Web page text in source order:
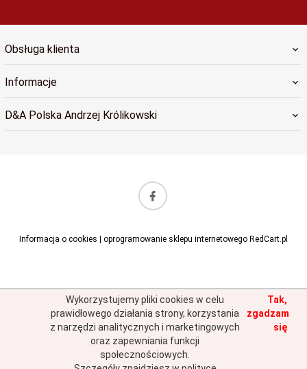
Obsługa klienta
Informacje
D&A Polska Andrzej Królikowski
Informacja o cookies | oprogramowanie sklepu internetowego RedCart.pl
Wykorzystujemy pliki cookies w celu
prawidłowego działania strony, korzystania
z narzędzi analitycznych i marketingowych
oraz zapewniania funkcji
społecznościowych.
Tak,
zgadzam
się